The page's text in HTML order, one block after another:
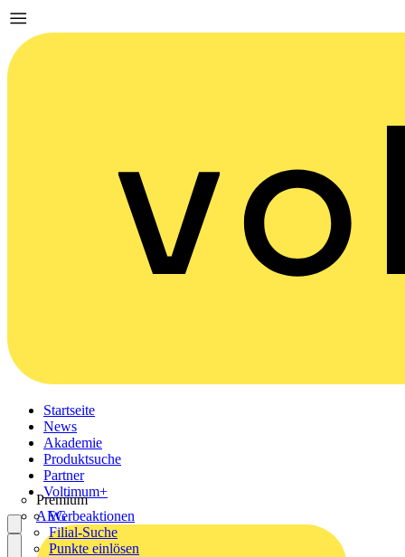
Startseite
News
Akademie
Produktsuche
Partner
Premium
AEG
Voltimum+
Werbeaktionen
Filial-Suche
Punkte einlösen